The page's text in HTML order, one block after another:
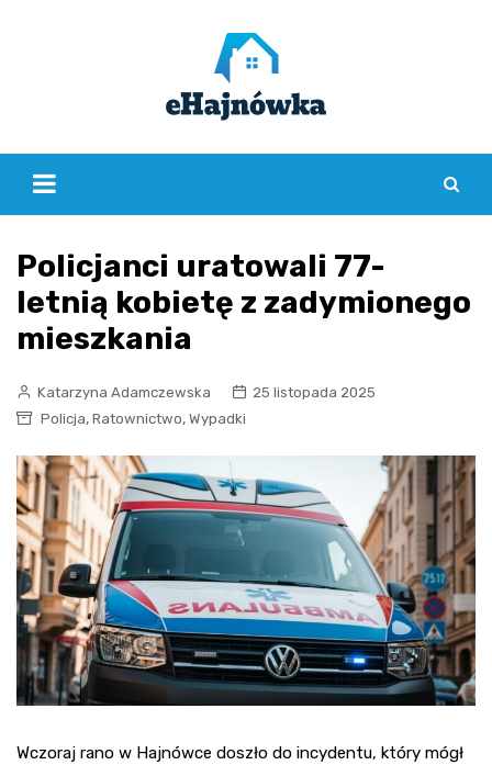
Policjanci uratowali 77-
letnią kobietę z zadymionego
mieszkania
Katarzyna Adamczewska
25 listopada 2025
Policja, Ratownictwo, Wypadki
Wczoraj rano w Hajnówce doszło do incydentu, który mógł